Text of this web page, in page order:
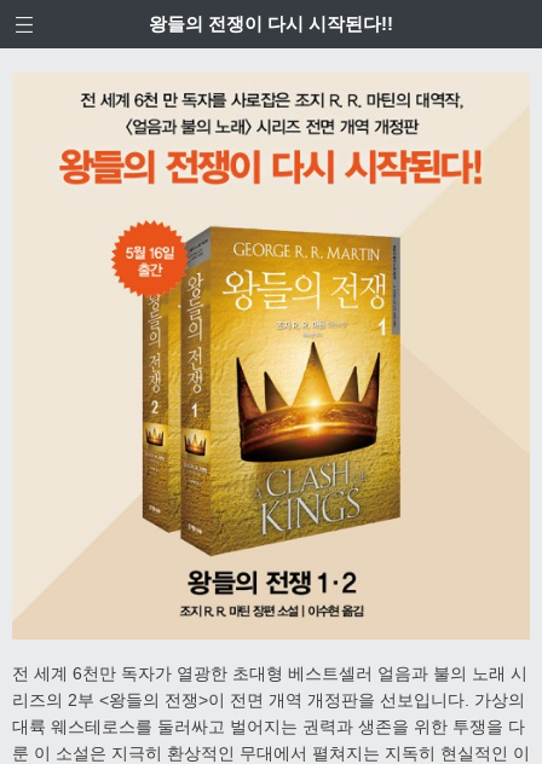
왕들의 전쟁이 다시 시작된다!!
전 세계 6천만 독자가 열광한 초대형 베스트셀러 얼음과 불의 노래 시
리즈의 2부 <왕들의 전쟁>이 전면 개역 개정판을 선보입니다. 가상의
대륙 웨스테로스를 둘러싸고 벌어지는 권력과 생존을 위한 투쟁을 다
룬 이 소설은 지극히 환상적인 무대에서 펼쳐지는 지독히 현실적인 이